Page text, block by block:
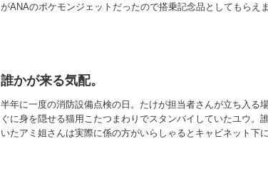
がANAのポケモンジェットだったので搭乗記念品としてもらえ
誰かが来る気配。
半年に一度の消防設備点検の日。たけが担当者さんが立ち入る
ぐに身を隠せる猫用こたつまわりでスタンバイしていたユウ。
いたアミ姐さんは実際に係の方がいらしゃるとキャビネット下